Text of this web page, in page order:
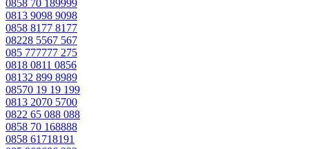
0858 70 189999
0813 9098 9098
0858 8177 8177
08228 5567 567
085 777777 275
0818 0811 0856
08132 899 8989
08570 19 19 199
0813 2070 5700
0822 65 088 088
0858 70 168888
0858 61718191